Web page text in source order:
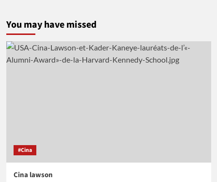
You may have missed
#Cina
Cina lawson